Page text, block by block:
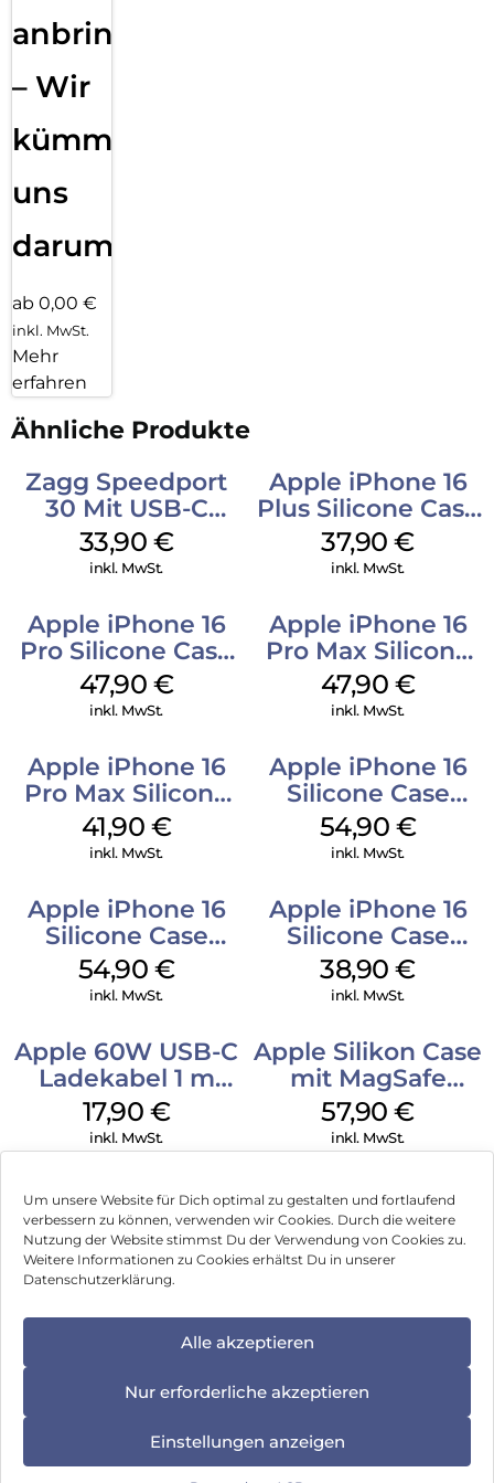
Um unsere Website für Dich optimal zu gestalten und fortlaufend
verbessern zu können, verwenden wir Cookies. Durch die weitere
Nutzung der Website stimmst Du der Verwendung von Cookies zu.
Weitere Informationen zu Cookies erhältst Du in unserer
Datenschutzerklärung.
Alle akzeptieren
Nur erforderliche akzeptieren
Einstellungen anzeigen
anbringen
– Wir
kümmern
uns
darum!
ab 0,00 €
inkl. MwSt.
Mehr
erfahren
Ähnliche Produkte
Zagg Speedport
30 Mit USB-C
Kabel Weiß
33,90 €
inkl. MwSt.
Apple iPhone 16
Plus Silicone Case
MagSafe Lake
Green
37,90€
inkl. MwSt.
Apple iPhone 16
Pro Silicone Case
MagSafe Denim
47,90 €
inkl. MwSt.
Apple iPhone 16
Pro Max Silicone
Case MagSafe
Black
47,90 €
inkl. MwSt.
Apple iPhone 16
Pro Max Silicone
Case MagSafe
Ultramarine
41,90 €
inkl. MwSt.
Apple iPhone 16
Silicone Case
MagSafe Lake
Green
54,90 €
inkl. MwSt.
Apple iPhone 16
Silicone Case
MagSafe Black
54,90 €
inkl. MwSt.
Apple iPhone 16
Silicone Case
MagSafe
Ultramarine
38,90€
inkl. MwSt.
Apple 60W USB-C
Ladekabel 1 m
Weiß
17,90 €
inkl. MwSt.
Apple Silikon Case
mit MagSafe
iPhone 14 Pro
(PRODUCT)RED
57,90€
inkl. MwSt.
Impressum
Hinweis zur Batterieentsorgung
Newsletter